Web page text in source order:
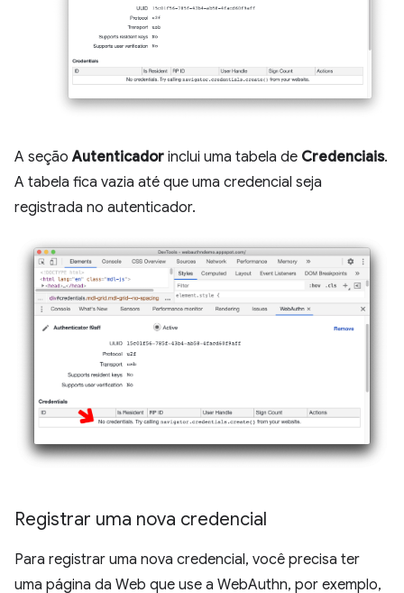
A seçãoAutenticador inclui uma tabela de Credenciais.
A tabela fica vazia até que uma credencial seja
registrada no autenticador.
Registrar uma nova credencial
Para registrar uma nova credencial, você precisa ter
uma página da Web que use a WebAuthn, por exemplo,